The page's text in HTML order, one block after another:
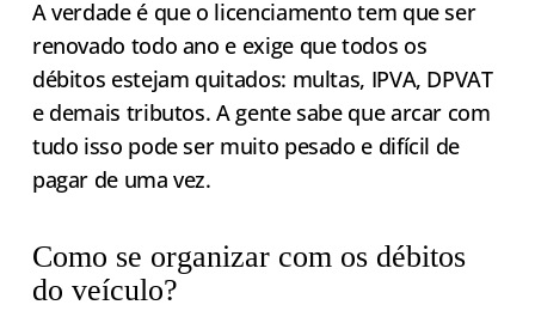
A verdade é que o licenciamento tem que ser
renovado todo ano e exige que todos os
débitos estejam quitados: multas, IPVA, DPVAT
e demais tributos. A gente sabe que arcar com
tudo isso pode ser muito pesado e difícil de
pagar de uma vez.
Como se organizar com os débitos
do veículo?